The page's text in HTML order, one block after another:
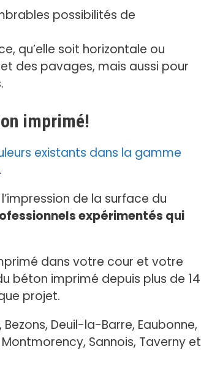
possibilités de
qu’elle soit horizontale ou
des pavages, mais aussi pour
imprimé!
existants dans la gamme
.
de la surface du
expérimentés qui
dans votre cour et votre
béton imprimé depuis plus de 14
projet.
Deuil-la-Barre, Eaubonne,
Sannois, Taverny et